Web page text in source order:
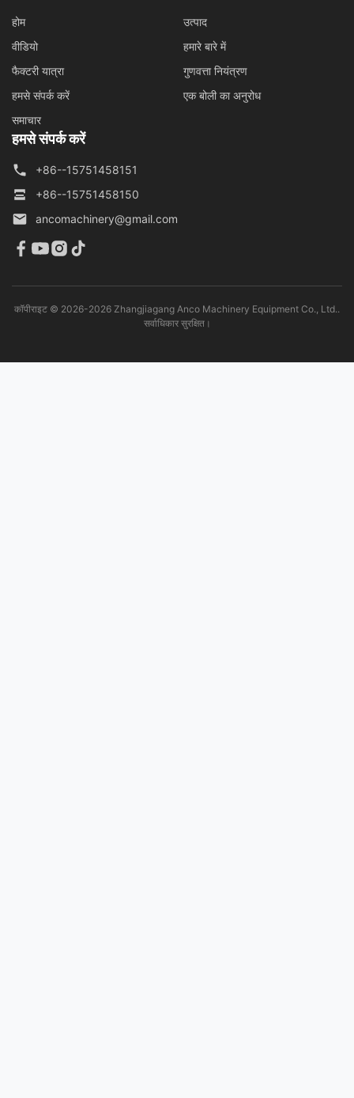
होम
उत्पाद
वीडियो
हमारे बारे में
फैक्टरी यात्रा
गुणवत्ता नियंत्रण
हमसे संपर्क करें
एक बोली का अनुरोध
समाचार
हमसे संपर्क करें
+86--15751458151
+86--15751458150
ancomachinery@gmail.com
कॉपीराइट © 2026-2026 Zhangjiagang Anco Machinery Equipment Co., Ltd..
सर्वाधिकार सुरक्षित।